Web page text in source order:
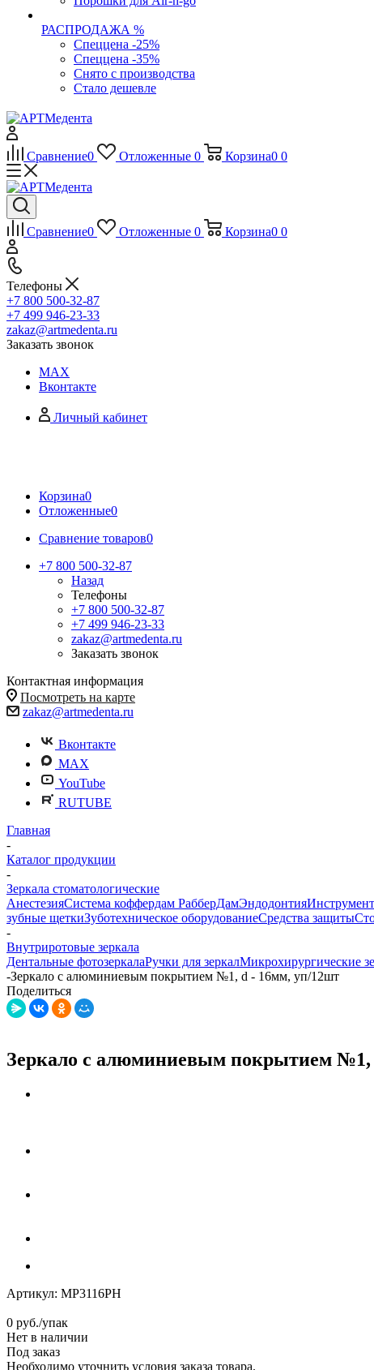
РАСПРОДАЖА %
Спеццена -25%
Спеццена -35%
Снято с производства
Стало дешевле
Сравнение0 Отложенные 0 Корзина0 0
Сравнение0 Отложенные 0 Корзина0 0
Телефоны
+7 800 500-32-87
+7 499 946-23-33
zakaz@artmedenta.ru
Заказать звонок
MAX
Вконтакте
Личный кабинет
Корзина0
Отложенные0
Сравнение товаров0
+7 800 500-32-87
Назад
Телефоны
+7 800 500-32-87
+7 499 946-23-33
zakaz@artmedenta.ru
Заказать звонок
Контактная информация
Посмотреть на карте
zakaz@artmedenta.ru
Вконтакте
MAX
YouTube
RUTUBE
Главная
-
Каталог продукции
-
Зеркала стоматологические
АнестезияСистема коффердам РабберДамЭндодонтия
зубные щеткиЗуботехническое оборудованиеСредства защиты
-
Внутриротовые зеркала
Дентальные фотозеркалаРучки для зеркалМикрохирургические
-Зеркало с алюминиевым покрытием №1, d - 16мм, уп/12шт
Поделиться
Зеркало с алюминиевым покрытием
Артикул: MP3116PH
0 руб./упак
Нет в наличии
Под заказ
Необходимо уточнить условия заказа товара.